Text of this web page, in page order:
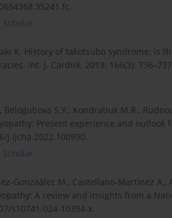
Scholar
K. History of takotsubo syndrome:
Int. J. Cardiol. 2013; 166(3):
Belogubova S.Y., Kondratiuk M.R.,
Present experience and outlook
j.ijcha.2022.100990.
Scholar
Gonzaález M., Castellano-Martinez
A review and insights from a
s10741-024-10394-x.